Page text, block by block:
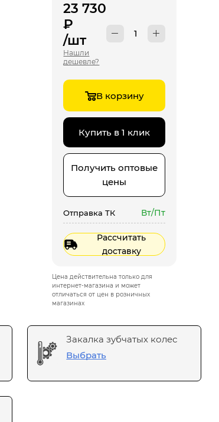
23 730
₽
/шт
Нашли
дешевле?
В корзину
Купить в 1 клик
Получить оптовые
цены
Отправка ТК Вт/Пт
Рассчитать
доставку
Цена действительна только для
интернет-магазина и может
отличаться от цен в розничных
магазинах
Закалка зубчатых колес
Выбрать